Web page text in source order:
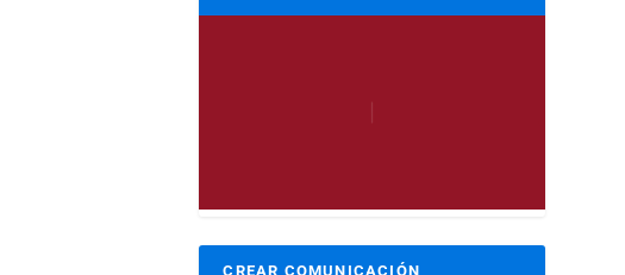
CREAR COMUNICACIÓN